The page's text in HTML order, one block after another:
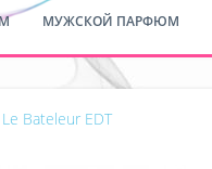
МУЖСКОЙ ПАРФЮМ
Bateleur EDT